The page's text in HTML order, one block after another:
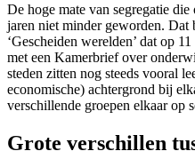
De hoge mate van segregatie
jaren niet minder geworden.
‘Gescheiden werelden’ dat op
met een Kamerbrief over
steden zitten nog steeds vooral
economische) achtergrond bij
verschillende groepen elkaar op
Grote verschillen